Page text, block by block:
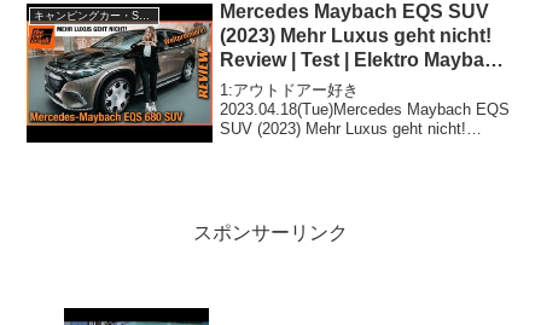
Mercedes Maybach EQS SUV
(2023) Mehr Luxus geht nicht!
Review | Test | Elektro Maybach
Weltpremiere
1:アウトドアー好き
2023.04.18(Tue)Mercedes Maybach EQS
SUV (2023) Mehr Luxus geht nicht!
スポンサーリンク